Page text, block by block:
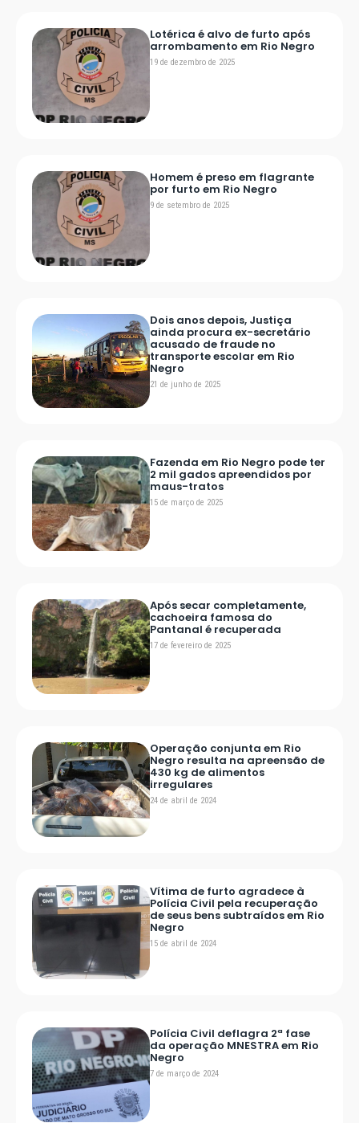
Lotérica é alvo de furto após
arrombamento em Rio Negro
19 de dezembro de 2025
Homem é preso em flagrante
por furto em Rio Negro
9 de setembro de 2025
Dois anos depois, Justiça
ainda procura ex-secretário
acusado de fraude no
transporte escolar em Rio
Negro
21 de junho de 2025
Fazenda em Rio Negro pode ter
2 mil gados apreendidos por
maus-tratos
15 de março de 2025
Após secar completamente,
cachoeira famosa do
Pantanal é recuperada
17 de fevereiro de 2025
Operação conjunta em Rio
Negro resulta na apreensão de
430 kg de alimentos
irregulares
24 de abril de 2024
Vítima de furto agradece à
Polícia Civil pela recuperação
de seus bens subtraídos em Rio
Negro
15 de abril de 2024
Polícia Civil deflagra 2ª fase
da operação MNESTRA em Rio
Negro
7 de março de 2024